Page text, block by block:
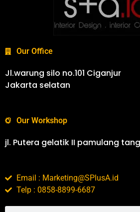
Our Office
Jl.warung silo no.101 Ciganjur
Jakarta selatan
Our Workshop
jl. Putera gelatik II pamulang
Email : Marketing@SPlusA.id
Telp : 0858-8899-6687